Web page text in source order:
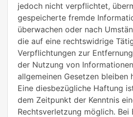
jedoch nicht verpflichtet,
gespeicherte fremde
überwachen oder nach
die auf eine rechtswidrige
Verpflichtungen zur
der Nutzung von
allgemeinen Gesetzen bleiben
Eine diesbezügliche Haftung
dem Zeitpunkt der Kenntnis
Rechtsverletzung möglich. Bei